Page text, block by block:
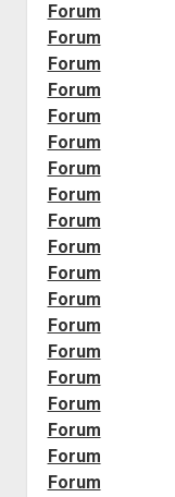
Forum
Forum
Forum
Forum
Forum
Forum
Forum
Forum
Forum
Forum
Forum
Forum
Forum
Forum
Forum
Forum
Forum
Forum
Forum